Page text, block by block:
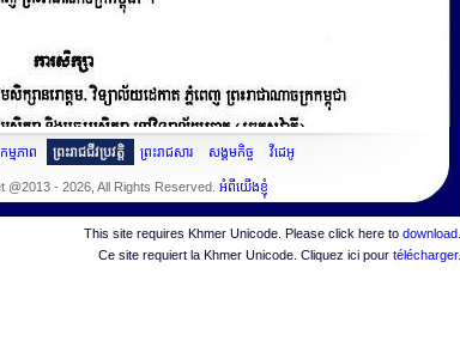
ម្មភាព ព្រះរាជជីវប្រវត្តិ ព្រះរាជសារ សង្គមកិច្ច វីដេអូ
@2013 - 2026, All Rights Reserved. អំពីយើងខ្ញុំ
This site requires Khmer Unicode. Please click here to download
Ce site requiert la Khmer Unicode. Cliquez ici pour télécharger.